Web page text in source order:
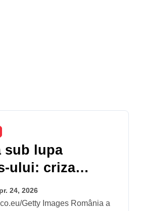
sub lupa
ului: criza
la București și
24, 2026